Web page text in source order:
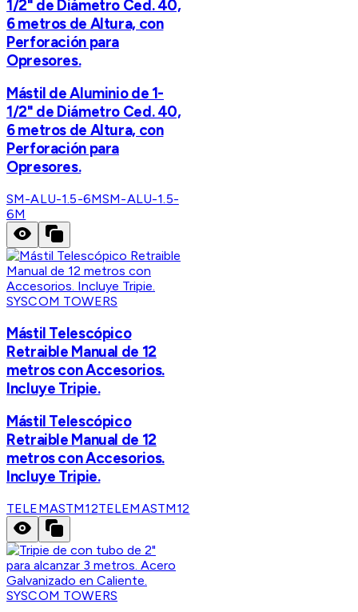
1/2" de Diámetro Ced. 40,
6 metros de Altura, con
Perforación para
Opresores.
Mástil de Aluminio de 1-
1/2" de Diámetro Ced. 40,
6 metros de Altura, con
Perforación para
Opresores.
SM-ALU-1.5-6MSM-ALU-1.5-
6M
SYSCOM TOWERS
Mástil Telescópico
Retraible Manual de 12
metros con Accesorios.
Incluye Tripie.
Mástil Telescópico
Retraible Manual de 12
metros con Accesorios.
Incluye Tripie.
TELEMASTM12TELEMASTM12
SYSCOM TOWERS